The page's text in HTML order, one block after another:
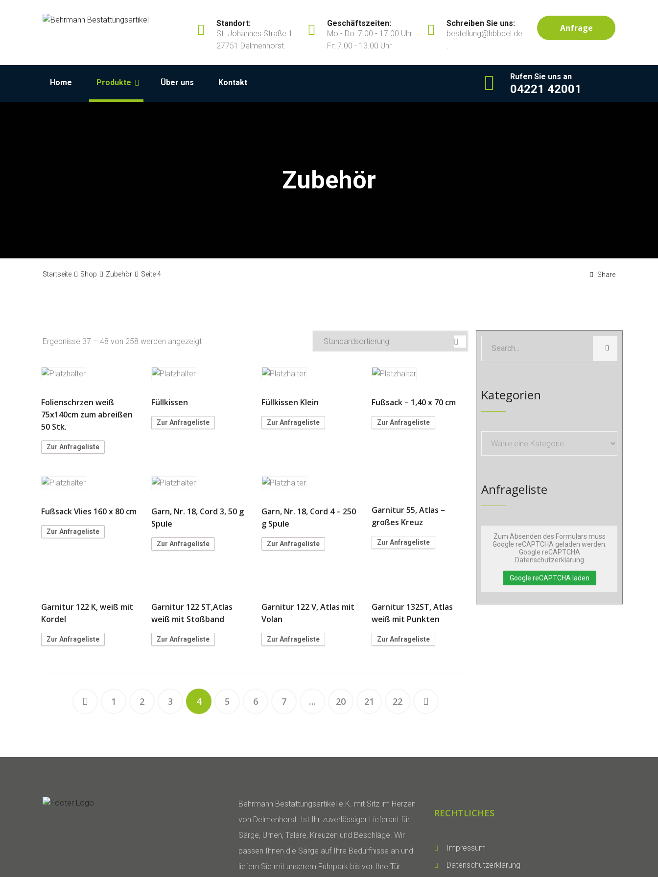
Standort:
St. Johannes Straße 1
27751 Delmenhorst
Geschäftszeiten:
Mo - Do: 7.00 - 17.00 Uhr
Fr: 7.00 - 13.00 Uhr
Schreiben Sie uns:
bestellung@hbbdel.de
.
Anfrage
Home Produkte Über uns Kontakt
Rufen Sie uns an
04221 42001
Zubehör
Startseite Shop Zubehör Seite 4 Share
Ergebnisse 37 – 48 von 258 werden angezeigt
Folienschrzen weiß
75x140cm zum abreißen
50 Stk.
Zur Anfrageliste
Füllkissen
Zur Anfrageliste
Füllkissen Klein
Zur Anfrageliste
Fußsack – 1,40 x 70 cm
Zur Anfrageliste
Fußsack Vlies 160 x 80 cm
Zur Anfrageliste
Garn, Nr. 18, Cord 3, 50 g
Spule
Zur Anfrageliste
Garn, Nr. 18, Cord 4 – 250
g Spule
Zur Anfrageliste
Garnitur 55, Atlas –
großes Kreuz
Zur Anfrageliste
Garnitur 122 K, weiß mit
Kordel
Zur Anfrageliste
Garnitur 122 ST,Atlas
weiß mit Stoßband
Zur Anfrageliste
Garnitur 122 V, Atlas mit
Volan
Zur Anfrageliste
Garnitur 132ST, Atlas
weiß mit Punkten
Zur Anfrageliste
1 2 3 4 5 6 7 … 20 21 22
Kategorien
Anfrageliste
Zum Absenden des Formulars muss
Google reCAPTCHA geladen werden.
Google reCAPTCHA
Datenschutzerklärung
Google reCAPTCHA laden
Behrmann Bestattungsartikel e.K. mit Sitz im Herzen
von Delmenhorst. Ist Ihr zuverlässiger Lieferant für
Särge, Urnen, Talare, Kreuzen und Beschläge. Wir
passen Ihnen die Särge auf Ihre Bedürfnisse an und
liefern Sie mit unserem Fuhrpark bis vor Ihre Tür.
RECHTLICHES
Impressum
Datenschutzerklärung